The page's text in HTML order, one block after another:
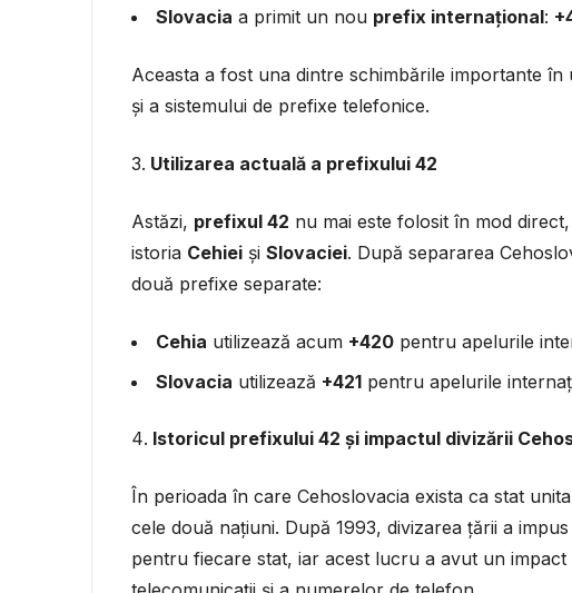
Slovacia a primit un nou prefix internațional:
Aceasta a fost una dintre schimbările importante
și a sistemului de prefixe telefonice.
Utilizarea actuală a prefixului 42
Astăzi, prefixul 42 nu mai este folosit în mod
istoria Cehiei și Slovaciei. După separarea
două prefixe separate:
Cehia utilizează acum +420 pentru apelurile
Slovacia utilizează +421 pentru apelurile
Istoricul prefixului 42 și impactul divizării
În perioada în care Cehoslovacia exista ca stat
cele două națiuni. După 1993, divizarea țării a
pentru fiecare stat, iar acest lucru a avut un